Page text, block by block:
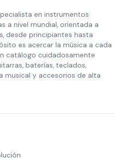
en instrumentos
a nivel mundial, orientada a
desde principiantes hasta
es acercar la música a cada
catálogo cuidadosamente
baterías, teclados,
musical y accesorios de alta